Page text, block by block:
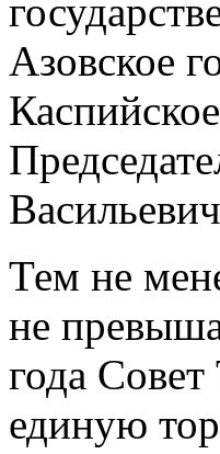
Азовское
Тем не
не
года
единую